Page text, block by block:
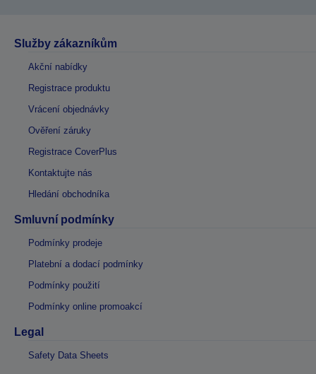
Služby zákazníkům
Akční nabídky
Registrace produktu
Vrácení objednávky
Ověření záruky
Registrace CoverPlus
Kontaktujte nás
Hledání obchodníka
Smluvní podmínky
Podmínky prodeje
Platební a dodací podmínky
Podmínky použití
Podmínky online promoakcí
Legal
Safety Data Sheets